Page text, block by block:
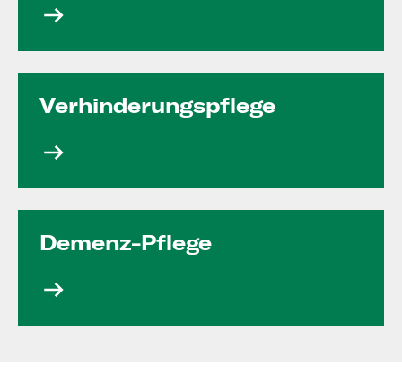
Verhinde­rungs­pflege
Demenz-Pflege